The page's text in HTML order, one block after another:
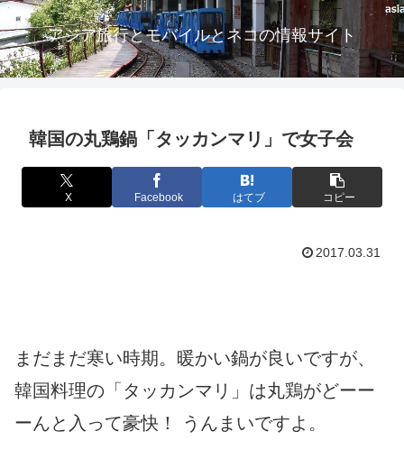
アジア旅行とモバイルとネコの情報サイト
韓国の丸鶏鍋「タッカンマリ」で女子会
X Facebook はてブ コピー
2017.03.31
まだまだ寒い時期。暖かい鍋が良いですが、
韓国料理の「タッカンマリ」は丸鶏がどーー
ーんと入って豪快！ うんまいですよ。